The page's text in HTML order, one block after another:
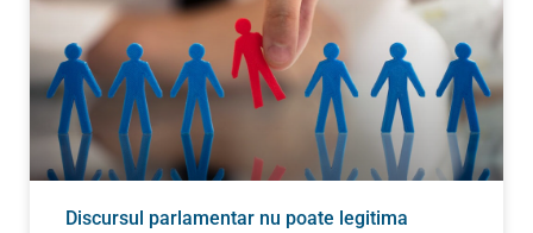
Discursul parlamentar nu poate legitima